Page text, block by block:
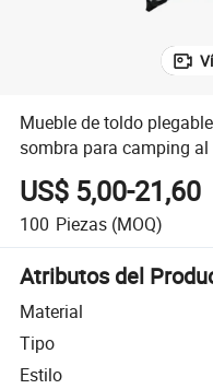
Mueble de toldo
sombra para camping al
taburete portátil mini
US$ 5,00-21,60
100 Piezas (MOQ)
Atributos del
Material
Tipo
Estilo